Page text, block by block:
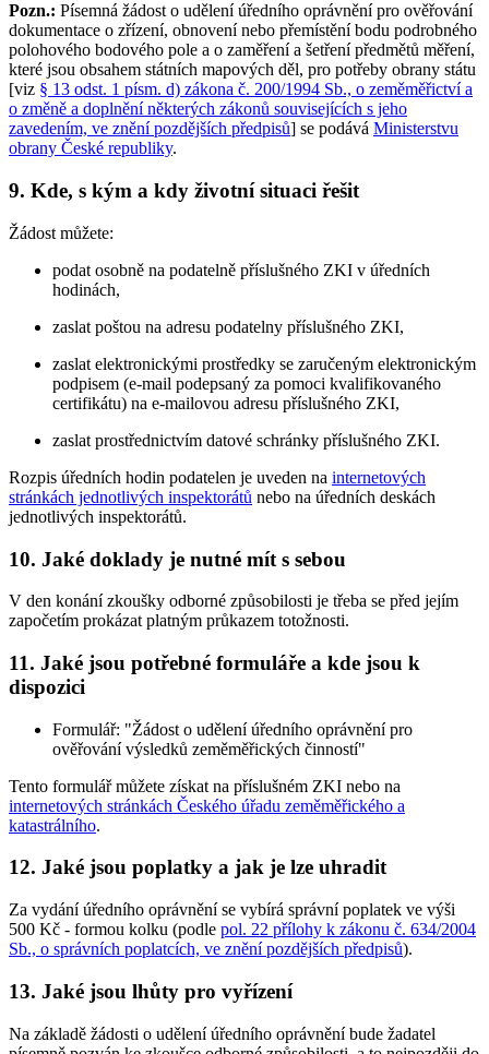
Pozn.: Písemná žádost o udělení úředního oprávnění pro ověřování
dokumentace o zřízení, obnovení nebo přemístění bodu podrobného
polohového bodového pole a o zaměření a šetření předmětů měření,
které jsou obsahem státních mapových děl, pro potřeby obrany státu
[viz § 13 odst. 1 písm. d) zákona č. 200/1994 Sb., o zeměměřictví a
o změně a doplnění některých zákonů souvisejících s jeho
zavedením, ve znění pozdějších předpisů] se podává Ministerstvu
obrany České republiky.
9. Kde, s kým a kdy životní situaci řešit
Žádost můžete:
podat osobně na podatelně příslušného ZKI v úředních
hodinách,
zaslat poštou na adresu podatelny příslušného ZKI,
zaslat elektronickými prostředky se zaručeným elektronickým
podpisem (e-mail podepsaný za pomoci kvalifikovaného
certifikátu) na e-mailovou adresu příslušného ZKI,
zaslat prostřednictvím datové schránky příslušného ZKI.
Rozpis úředních hodin podatelen je uveden na internetových
stránkách jednotlivých inspektorátů nebo na úředních deskách
jednotlivých inspektorátů.
10. Jaké doklady je nutné mít s sebou
V den konání zkoušky odborné způsobilosti je třeba se před jejím
započetím prokázat platným průkazem totožnosti.
11. Jaké jsou potřebné formuláře a kde jsou k
dispozici
Formulář: "Žádost o udělení úředního oprávnění pro
ověřování výsledků zeměměřických činností"
Tento formulář můžete získat na příslušném ZKI nebo na
internetových stránkách Českého úřadu zeměměřického a
katastrálního.
12. Jaké jsou poplatky a jak je lze uhradit
Za vydání úředního oprávnění se vybírá správní poplatek ve výši
500 Kč - formou kolku (podle pol. 22 přílohy k zákonu č. 634/2004
Sb., o správních poplatcích, ve znění pozdějších předpisů).
13. Jaké jsou lhůty pro vyřízení
Na základě žádosti o udělení úředního oprávnění bude žadatel